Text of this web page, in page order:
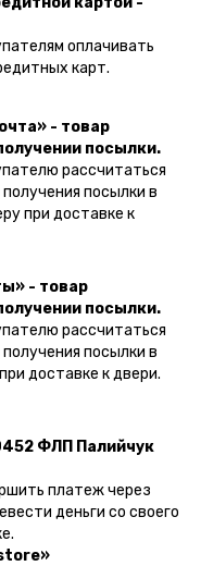
оплачивать
карт.
- товар
посылки.
рассчитаться
посылки в
при доставке к
- товар
посылки.
рассчитаться
посылки в
доставке к двери.
ФЛП Палийчук
платеж через
деньги со своего